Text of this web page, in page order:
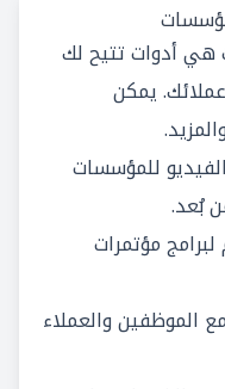
هي أدوات تتيح لك
يمكن
للمؤسسات
بُعد.
مؤتمرات
الموظفين والعملاء